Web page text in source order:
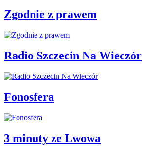
Zgodnie z prawem
Radio Szczecin Na Wieczór
Fonosfera
3 minuty ze Lwowa